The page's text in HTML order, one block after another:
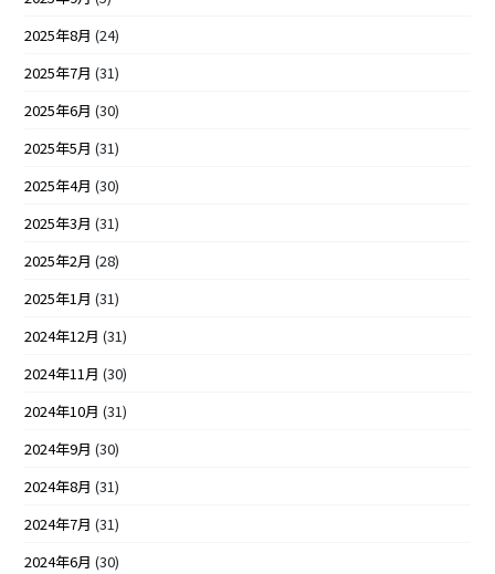
2025年8月 (24)
2025年7月 (31)
2025年6月 (30)
2025年5月 (31)
2025年4月 (30)
2025年3月 (31)
2025年2月 (28)
2025年1月 (31)
2024年12月 (31)
2024年11月 (30)
2024年10月 (31)
2024年9月 (30)
2024年8月 (31)
2024年7月 (31)
2024年6月 (30)